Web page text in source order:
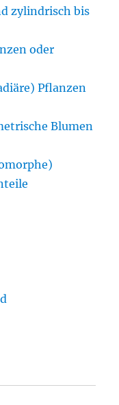
zylindrisch bis
oder
Pflanzen
Blumen